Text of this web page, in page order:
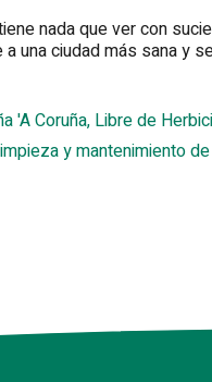
nada que ver con
una ciudad más sana y
'A Coruña, Libre de
y mantenimiento